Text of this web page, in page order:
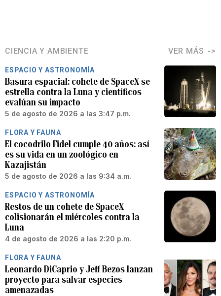
CIENCIA Y AMBIENTE VER MÁS
ESPACIO Y ASTRONOMÍA
Basura espacial: cohete de SpaceX se
estrella contra la Luna y científicos
evalúan su impacto
5 de agosto de 2026 a las 3:47 p.m.
FLORA Y FAUNA
El cocodrilo Fidel cumple 40 años: así
es su vida en un zoológico en
Kazajistán
5 de agosto de 2026 a las 9:34 a.m.
ESPACIO Y ASTRONOMÍA
Restos de un cohete de SpaceX
colisionarán el miércoles contra la
Luna
4 de agosto de 2026 a las 2:20 p.m.
FLORA Y FAUNA
Leonardo DiCaprio y Jeff Bezos lanzan
proyecto para salvar especies
amenazadas